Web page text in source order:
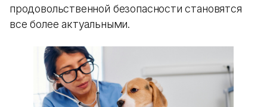
продовольственной безопасности становятся
все более актуальными.